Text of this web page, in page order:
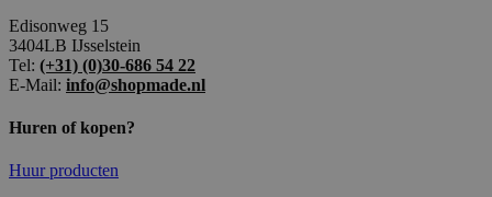
Edisonweg 15
3404LB IJsselstein
Tel: (+31) (0)30-686 54 22
E-Mail: info@shopmade.nl
Huren of kopen?
Huur producten